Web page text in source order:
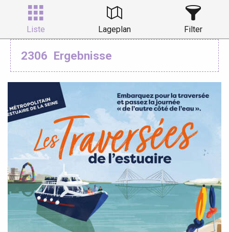
Liste Lageplan Filter
2306 Ergebnisse